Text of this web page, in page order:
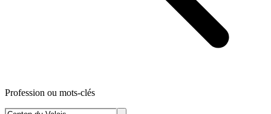
Profession ou mots-clés